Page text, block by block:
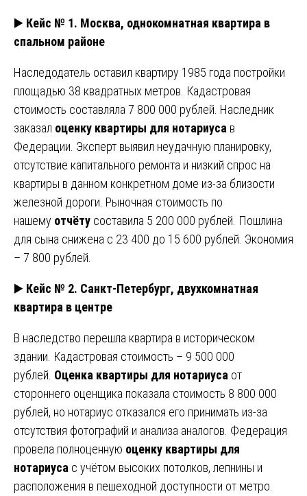
▶️ Кейс № 1. Москва, однокомнатная квартира в
спальном районе
Наследодатель оставил квартиру 1985 года постройки
площадью 38 квадратных метров. Кадастровая
стоимость составляла 7 800 000 рублей. Наследник
заказал оценку квартиры для нотариуса в
Федерации. Эксперт выявил неудачную планировку,
отсутствие капитального ремонта и низкий спрос на
квартиры в данном конкретном доме из-за близости
железной дороги. Рыночная стоимость по
нашему отчёту составила 5 200 000 рублей. Пошлина
для сына снижена с 23 400 до 15 600 рублей. Экономия
– 7 800 рублей.
▶️ Кейс № 2. Санкт-Петербург, двухкомнатная
квартира в центре
В наследство перешла квартира в историческом
здании. Кадастровая стоимость – 9 500 000
рублей. Оценка квартиры для нотариуса от
стороннего оценщика показала стоимость 8 800 000
рублей, но нотариус отказался его принимать из-за
отсутствия фотографий и анализа аналогов. Федерация
провела полноценную оценку квартиры для
нотариуса с учётом высоких потолков, лепнины и
расположения в пешеходной доступности от метро.